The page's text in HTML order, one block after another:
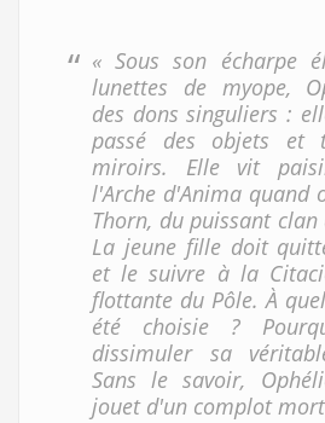
« Sous son écharpe
lunettes de myope,
des dons singuliers :
passé des objets et
miroirs. Elle vit
l'Arche d'Anima quand
Thorn, du puissant clan
La jeune fille doit
et le suivre à la
flottante du Pôle. À
été choisie ?
dissimuler sa
Sans le savoir,
jouet d'un complot